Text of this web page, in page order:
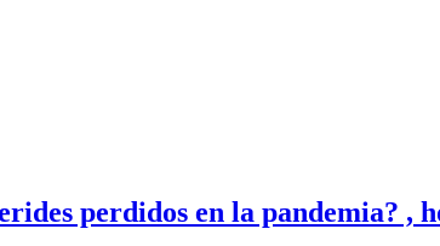
perdidos en la pandemia? ,